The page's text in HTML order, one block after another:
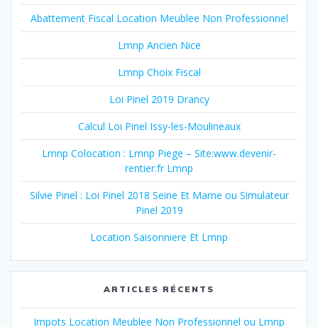
Abattement Fiscal Location Meublee Non Professionnel
Lmnp Ancien Nice
Lmnp Choix Fiscal
Loi Pinel 2019 Drancy
Calcul Loi Pinel Issy-les-Moulineaux
Lmnp Colocation : Lmnp Piege – Site:www.devenir-
rentier.fr Lmnp
Silvie Pinel : Loi Pinel 2018 Seine Et Marne ou Simulateur
Pinel 2019
Location Saisonniere Et Lmnp
ARTICLES RÉCENTS
Impots Location Meublee Non Professionnel ou Lmnp